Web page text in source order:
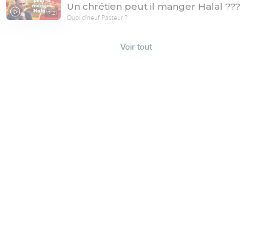
17:21
Un chrétien peut il manger Halal ???
Quoi d'neuf Pasteur ?
Voir tout